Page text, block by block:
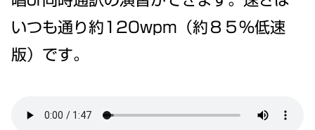
いつも通り約120wpm（約８５％低速
版）です。